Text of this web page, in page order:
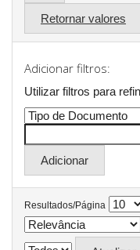
Retornar valores
Adicionar filtros:
Utilizar filtros para
Resultados/Página